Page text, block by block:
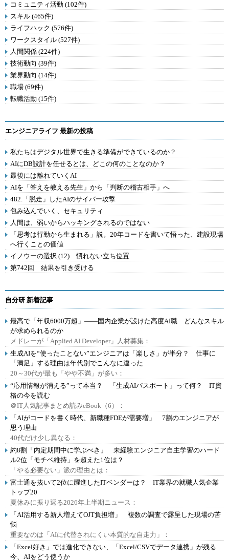
コミュニティ活動 (102件)
スキル (465件)
ライフハック (576件)
ワークスタイル (527件)
人間関係 (224件)
技術動向 (39件)
業界動向 (14件)
職場 (69件)
転職活動 (15件)
エンジニアライフ 最新の投稿
私たちはデジタル世界で生きる準備ができているのか？
AIにDB設計を任せるとは、どこの何のことなのか？
最後には離れていくAI
AIを「答えを教える先生」から「判断の稽古相手」へ
482.「脱走」したAIのサイバー攻撃
包み込んでいく、セキュリティ
人間は、弱いからハッキングされるのではない
「思考は行動から生まれる」説。20年コードを書いて悟った、建設現場
へ行くことの価値
イノウーの選択 (12) 慣れない立ち位置
第742回 結果を引き受ける
自分研 新着記事
最高で「年収6000万超」――国内企業が設けた高度AI職 どんなスキル
が求められるのか
メドレーが「Applied AI Developer」人材募集：
生成AIを“使ったことない”エンジニアは「楽しさ」が半分？ 仕事に
「満足」する理由は年代別でこんなに違った
20～30代が最も「やや不満」が多い：
“応用情報が消える”って本当？ 「生成AIパスポート」って何？ IT資
格の今を読む
＠IT人気記事まとめ読みeBook（6）：
「AIがコードを書く時代、新職種FDEが需要増」 7割のエンジニアが
思う理由
40代だけ少し異なる：
約8割「内定期間中に学ぶべき」 未経験エンジニア自主学習のハード
ル2位「モチベ維持」を超えた1位は？
「やる必要ない」派の理由とは：
富士通を抜いて2位に躍進したITベンダーは？ IT業界の就職人気企業
トップ20
夏休みに振り返る2026年上半期ニュース：
「AI活用する新人増えてOJT負担増」 複数の調査で露呈した現場の苦
悩
重要なのは「AIに代替されにくい本質的な自走力」：
「Excel好き」では進化できない、「Excel/CSVでデータ連携」が残る
今、AIをどう使うか